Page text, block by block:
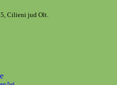
Cilieni jud Olt.